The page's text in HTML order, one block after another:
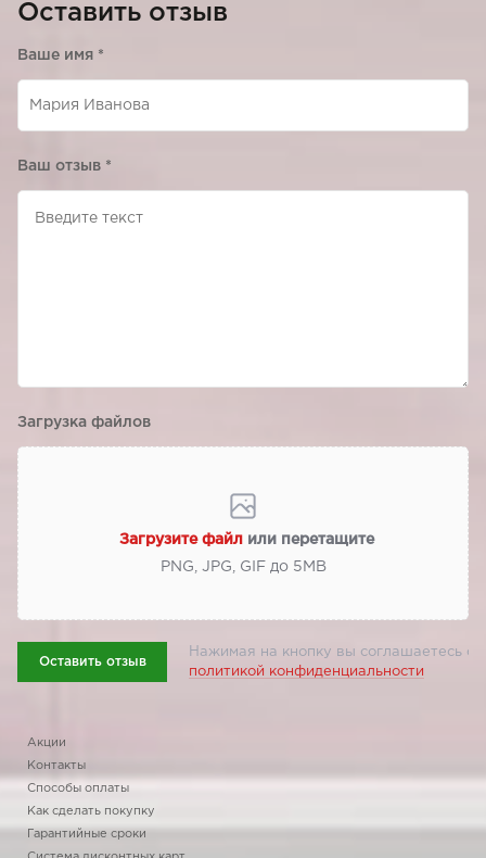
Оставить отзыв
Ваше имя *
Ваш отзыв *
Загрузка файлов
Загрузите файл или перетащите
PNG, JPG, GIF до 5МВ
Оставить отзыв
Нажимая на кнопку вы соглашаетесь с
политикой конфиденциальности
Акции
Контакты
Способы оплаты
Как сделать покупку
Гарантийные сроки